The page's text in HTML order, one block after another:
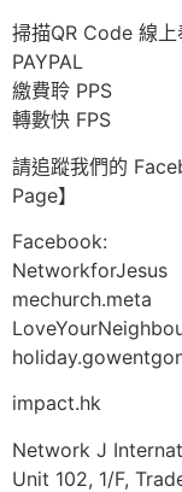
掃描QR Code 線上
PAYPAL
繳費聆 PPS
轉數快 FPS
請追蹤我們的
Page】
Facebook:
NetworkforJesus
mechurch.meta
impact.hk
Network J
Unit 102, 1/F,